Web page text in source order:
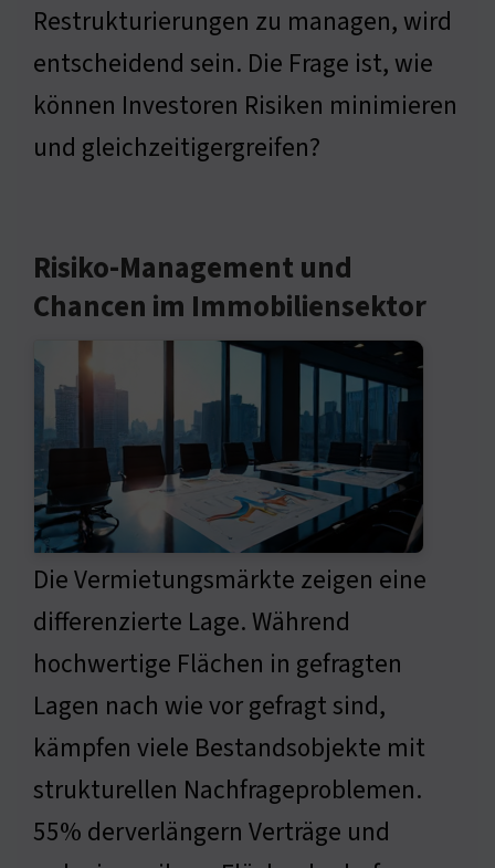
Restrukturierungen zu managen, wird
entscheidend sein. Die Frage ist, wie
können Investoren Risiken minimieren
und gleichzeitigergreifen?
Risiko-Management und
Chancen im Immobiliensektor
Die Vermietungsmärkte zeigen eine
differenzierte Lage. Während
hochwertige Flächen in gefragten
Lagen nach wie vor gefragt sind,
kämpfen viele Bestandsobjekte mit
strukturellen Nachfrageproblemen.
55% derverlängern Verträge und